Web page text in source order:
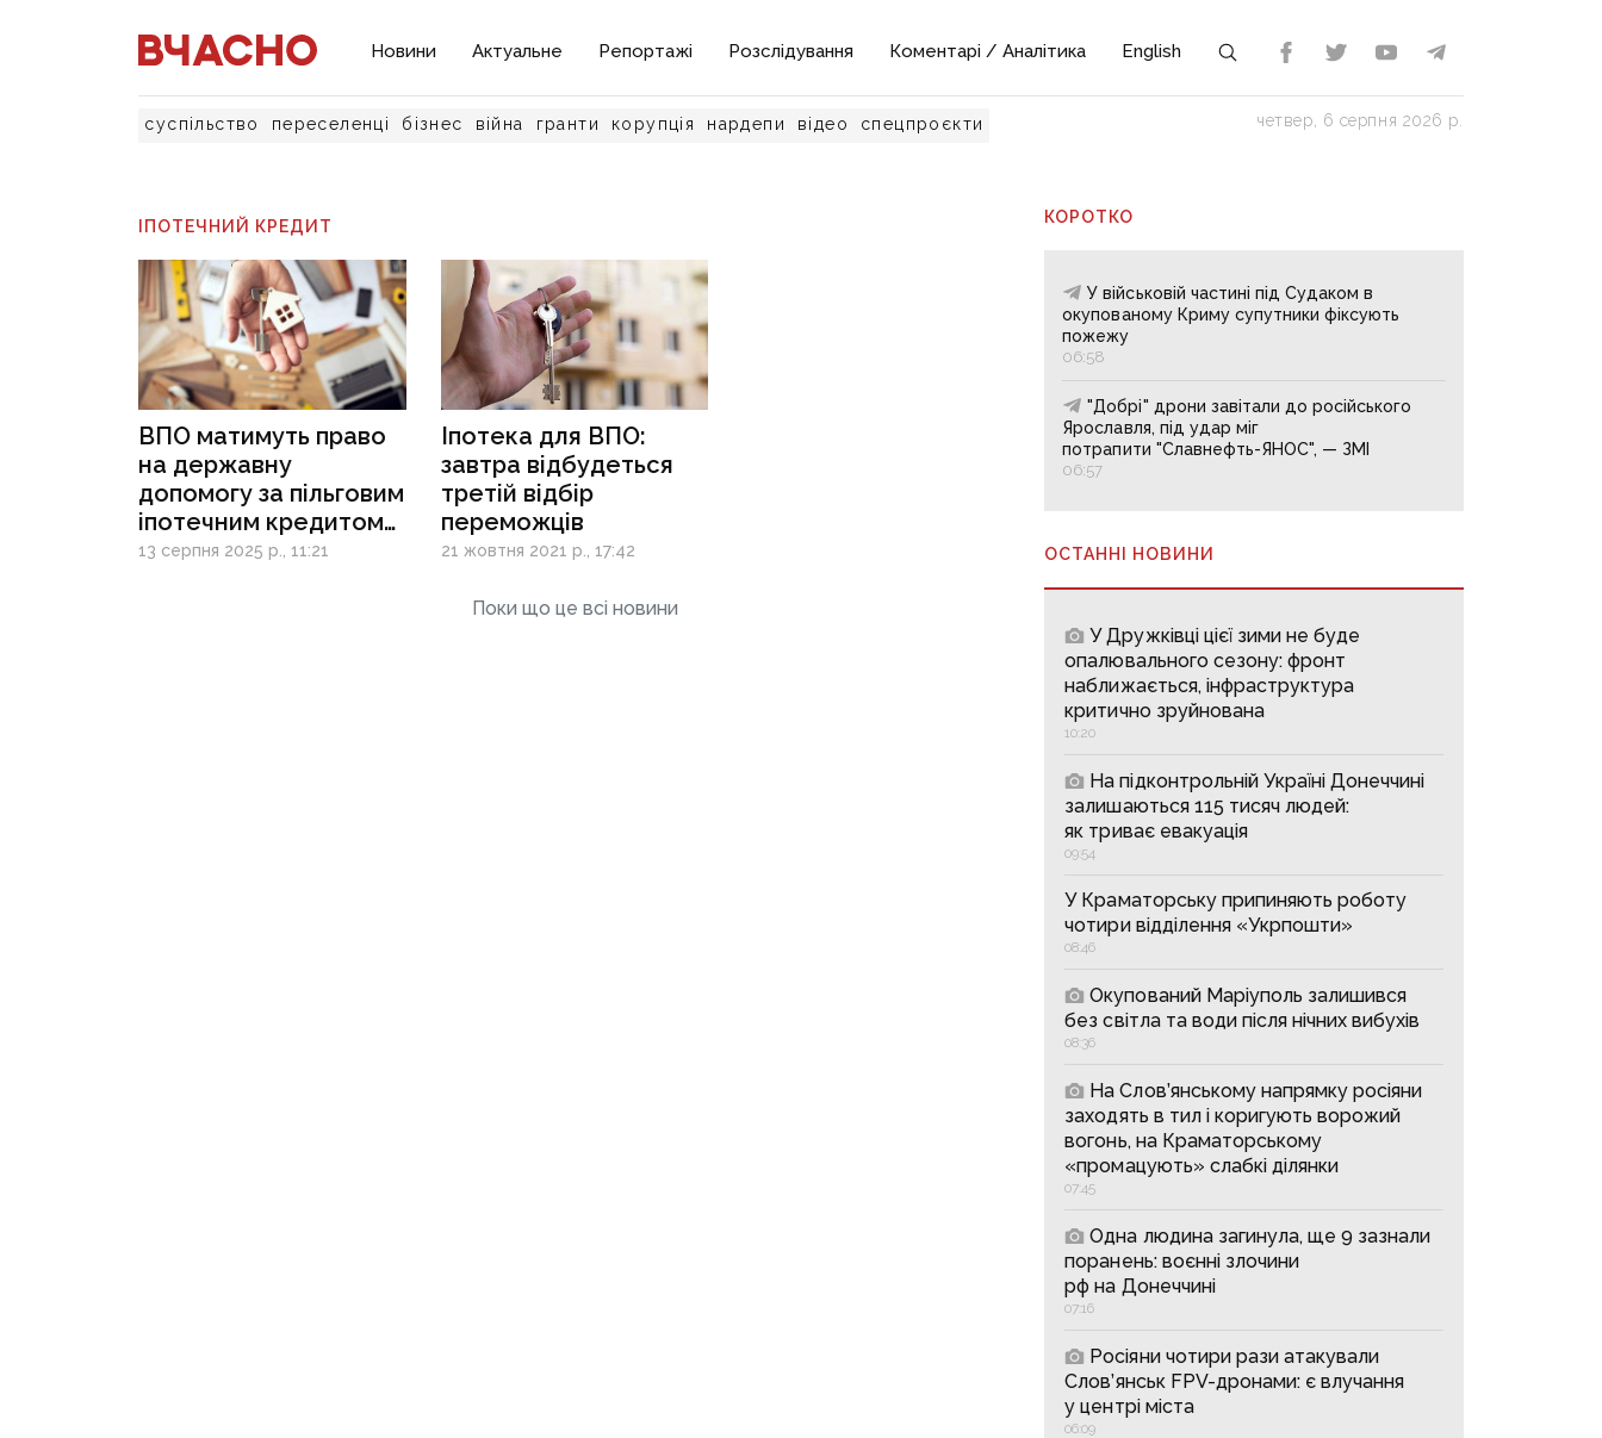
Новини Актуальне Репортажі Розслідування Коментарі / Аналітика English
суспільство переселенці бізнес війна гранти корупція нардепи відео спецпроєкти четвер, 6 серпня 2026 р.
ІПОТЕЧНИЙ КРЕДИТ
ВПО матимуть право
на державну
допомогу за пільговим
іпотечним кредитом
від єОселя
13 серпня 2025 р., 11:21
Іпотека для ВПО:
завтра відбудеться
третій відбір
переможців
21 жовтня 2021 р., 17:42
Поки що це всі новини
КОРОТКО
У військовій частині під Судаком в
окупованому Криму супутники фіксують
пожежу
06:58
"Добрі" дрони завітали до російського
Ярославля, під удар міг
потрапити "Славнефть-ЯНОС", — ЗМІ
06:57
ОСТАННІ НОВИНИ
У Дружківці цієї зими не буде
опалювального сезону: фронт
наближається, інфраструктура
критично зруйнована
10:20
На підконтрольній Україні Донеччині
залишаються 115 тисяч людей:
як триває евакуація
09:54
У Краматорську припиняють роботу
чотири відділення «Укрпошти»
08:46
Окупований Маріуполь залишився
без світла та води після нічних вибухів
08:36
На Слов’янському напрямку росіяни
заходять в тил і коригують ворожий
вогонь, на Краматорському
«промацують» слабкі ділянки
07:45
Одна людина загинула, ще 9 зазнали
поранень: воєнні злочини
рф на Донеччині
07:16
Росіяни чотири рази атакували
Слов’янськ FPV-дронами: є влучання
у центрі міста
06:09